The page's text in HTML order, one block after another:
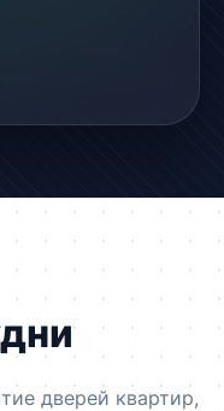
дверей квартир,